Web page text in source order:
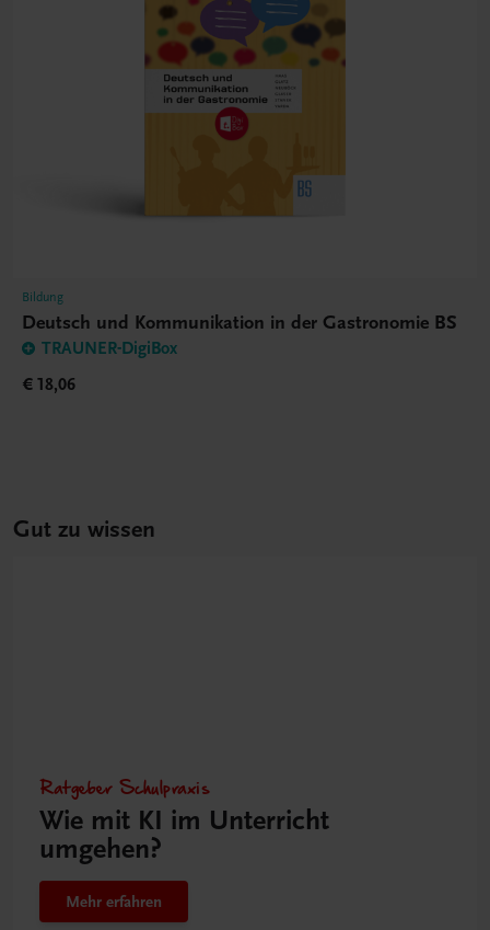
Bildung
Deutsch und Kommunikation in der Gastronomie BS
TRAUNER-DigiBox
€ 18,06
Gut zu wissen
Ratgeber Schulpraxis
Wie mit KI im Unterricht
umgehen?
Mehr erfahren